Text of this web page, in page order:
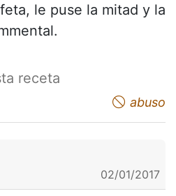
le puse la mitad y la
receta
appreciate abuso
02/01/2017